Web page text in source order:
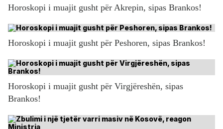
Horoskopi i muajit gusht për Akrepin, sipas Brankos!
Horoskopi i muajit gusht për Peshoren, sipas Brankos!
Horoskopi i muajit gusht për Virgjëreshën, sipas
Brankos!